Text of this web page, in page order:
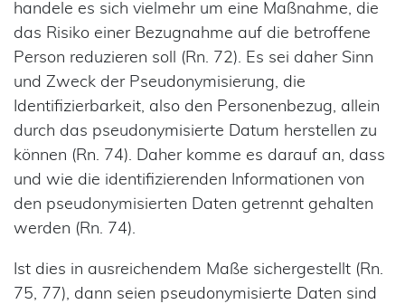
handele es sich vielmehr um eine Maßnahme, die
das Risiko einer Bezugnahme auf die betroffene
Person reduzieren soll (Rn. 72). Es sei daher Sinn
und Zweck der Pseudonymisierung, die
Identifizierbarkeit, also den Personenbezug, allein
durch das pseudonymisierte Datum herstellen zu
können (Rn. 74). Daher komme es darauf an, dass
und wie die identifizierenden Informationen von
den pseudonymisierten Daten getrennt gehalten
werden (Rn. 74).
Ist dies in ausreichendem Maße sichergestellt (Rn.
75, 77), dann seien pseudonymisierte Daten sind